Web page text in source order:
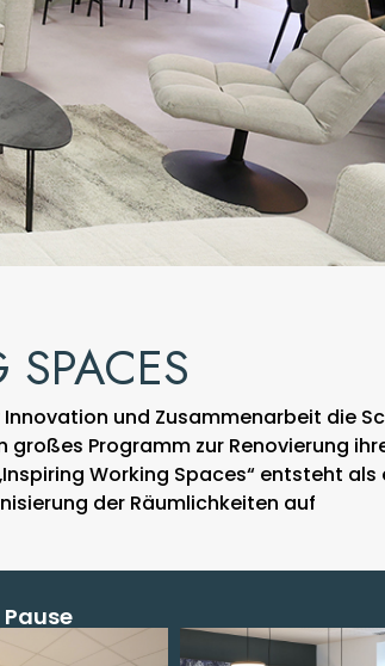
und Zusammenarbeit die
Programm zur Renovierung
Working Spaces“ entsteht als
der Räumlichkeiten auf